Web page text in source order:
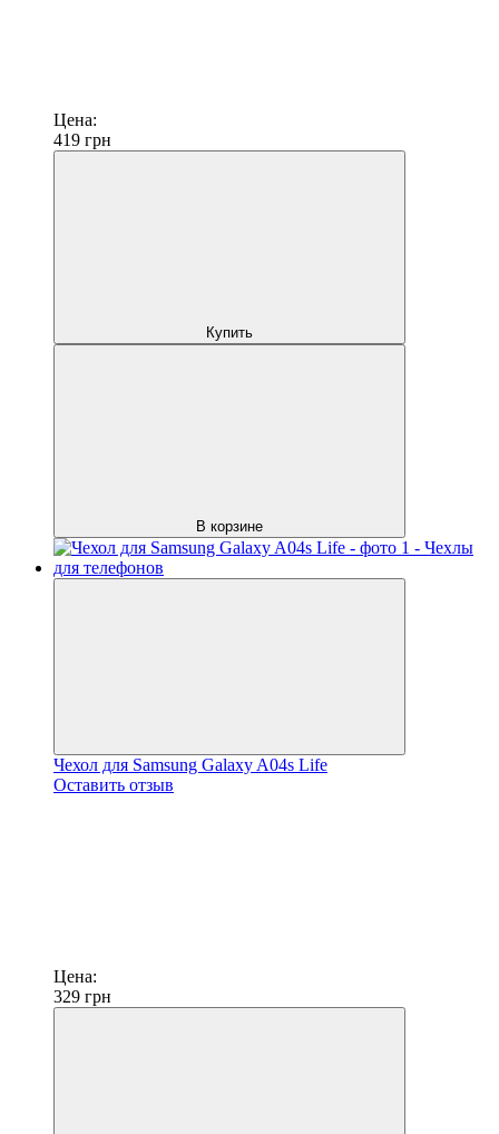
Цена:
419 грн
Купить
В корзине
Чехол для Samsung Galaxy A04s Life
Оставить отзыв
Цена:
329 грн